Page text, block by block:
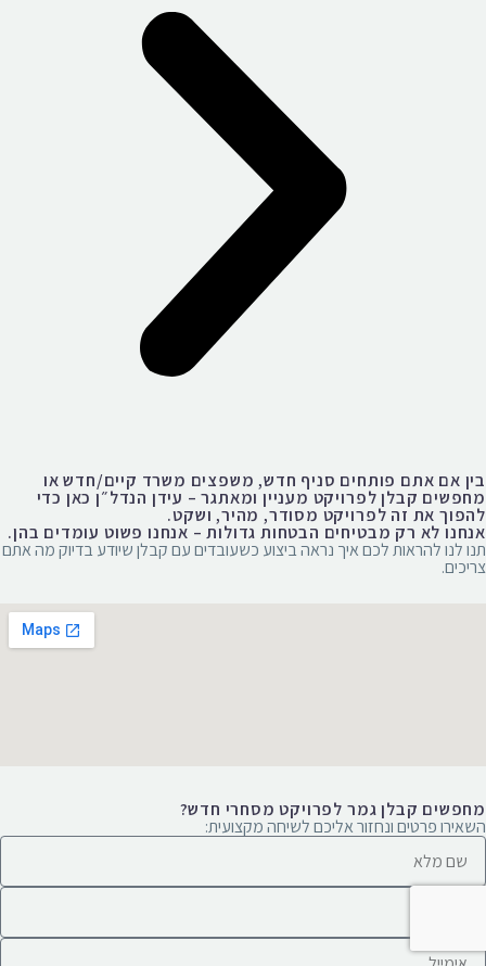
בין אם אתם פותחים סניף חדש, משפצים משרד קיים/חדש או
מחפשים קבלן לפרויקט מעניין ומאתגר – עידן הנדל״ן כאן כדי
להפוך את זה לפרויקט מסודר, מהיר, ושקט.
אנחנו לא רק מבטיחים הבטחות גדולות – אנחנו פשוט עומדים בהן.
תנו לנו להראות לכם איך נראה ביצוע כשעובדים עם קבלן שיודע בדיוק מה אתם
צריכים.
מחפשים קבלן גמר לפרויקט מסחרי חדש?
השאירו פרטים ונחזור אליכם לשיחה מקצועית: